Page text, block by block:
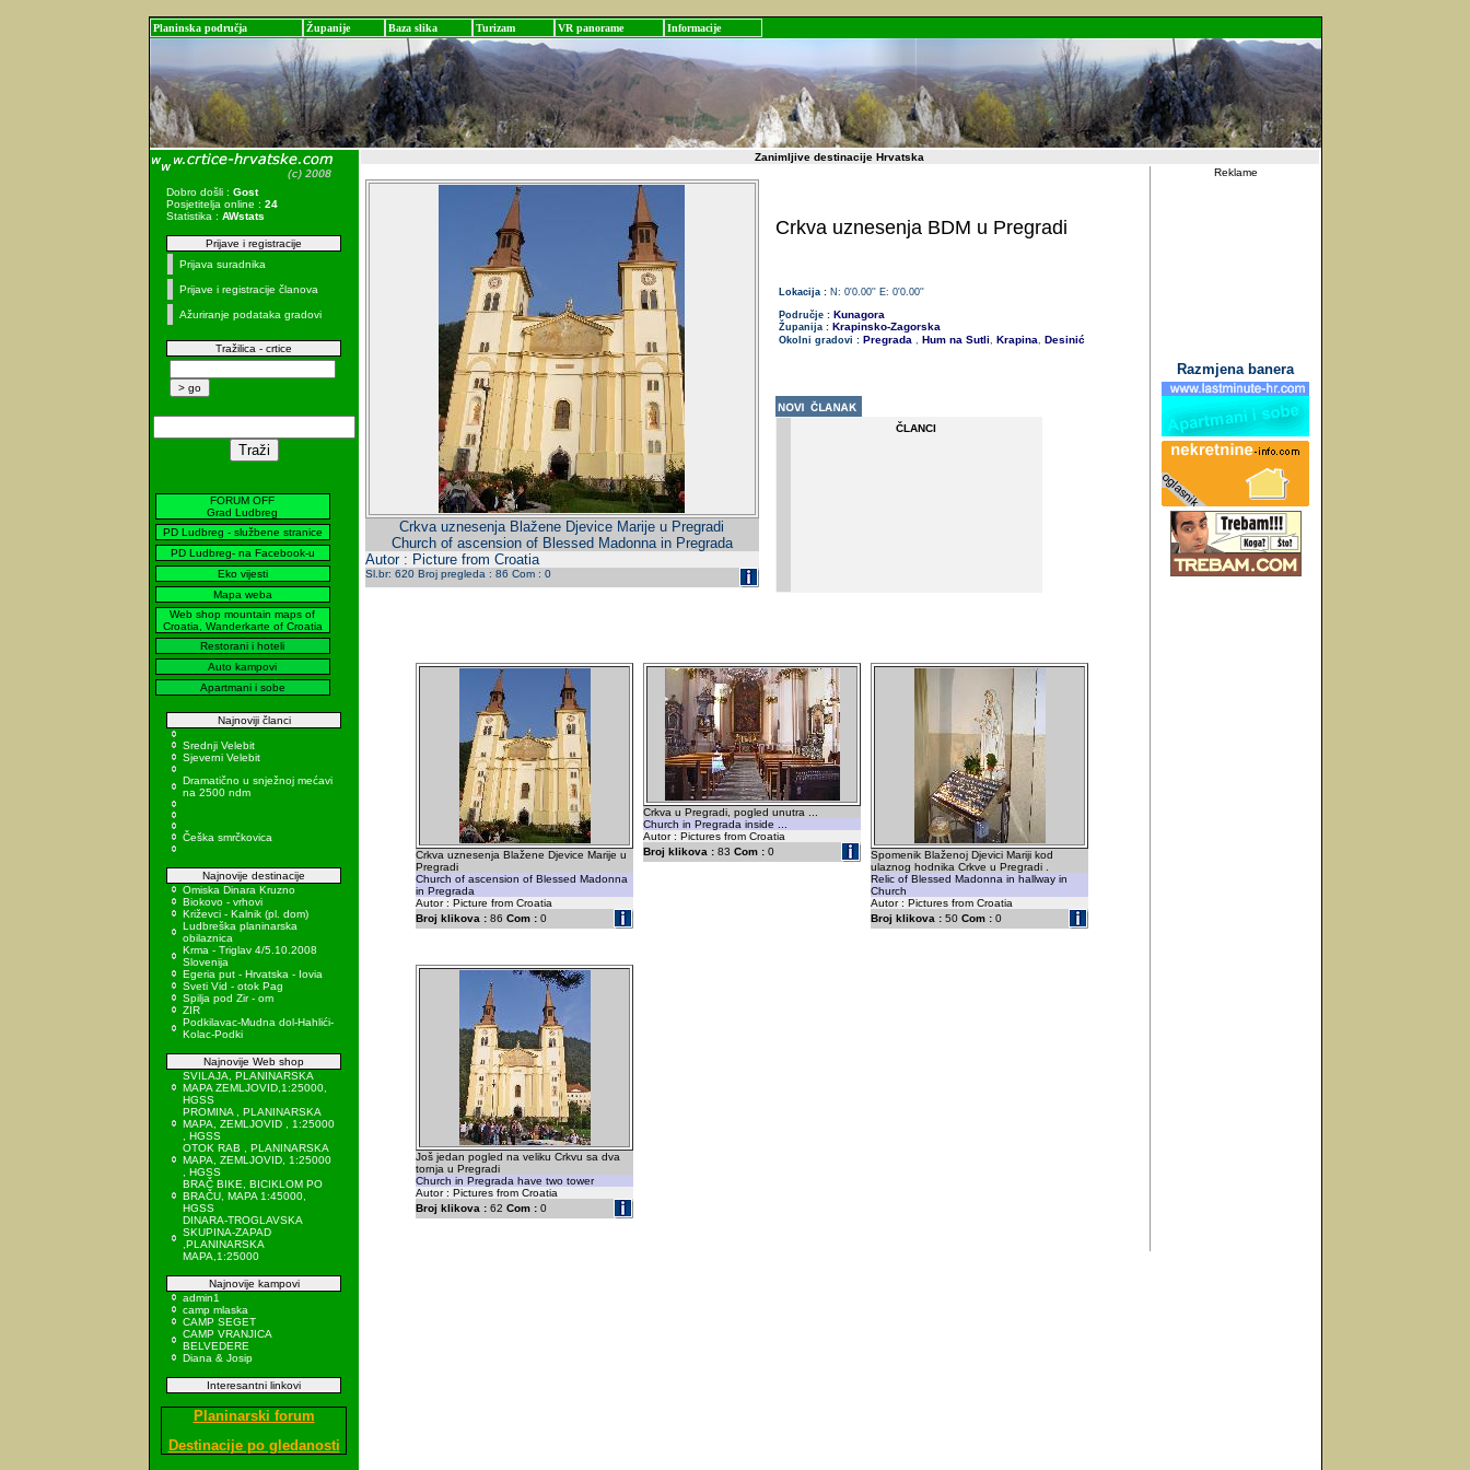
Planinska područja Županije Baza slika Turizam VR panorame Informacije
Dobro došli : Gost
Posjetitelja online : 24
Statistika : AWstats
Prijave i registracije
Prijava suradnika
Prijave i registracije članova
Ažuriranje podataka gradovi
Tražilica - crtice
FORUM OFF
Grad Ludbreg
PD Ludbreg - službene stranice
PD Ludbreg- na Facebook-u
Eko vijesti
Mapa weba
Web shop mountain maps of
Croatia, Wanderkarte of Croatia
Restorani i hoteli
Auto kampovi
Apartmani i sobe
Najnoviji članci
Srednji Velebit
Sjeverni Velebit
Dramatično u snježnoj mećavi
na 2500 ndm
Češka smrčkovica
Najnovije destinacije
Omiska Dinara Kruzno
Biokovo - vrhovi
Križevci - Kalnik (pl. dom)
Ludbreška planinarska
obilaznica
Krma - Triglav 4/5.10.2008
Slovenija
Egeria put - Hrvatska - Iovia
Sveti Vid - otok Pag
Spilja pod Zir - om
ZIR
Podkilavac-Mudna dol-Hahlići-
Kolac-Podki
Najnovije Web shop
SVILAJA, PLANINARSKA
MAPA ZEMLJOVID,1:25000,
HGSS
PROMINA , PLANINARSKA
MAPA, ZEMLJOVID , 1:25000
, HGSS
OTOK RAB , PLANINARSKA
MAPA, ZEMLJOVID, 1:25000
, HGSS
BRAČ BIKE, BICIKLOM PO
BRAČU, MAPA 1:45000,
HGSS
DINARA-TROGLAVSKA
SKUPINA-ZAPAD
,PLANINARSKA
MAPA,1:25000
Najnovije kampovi
admin1
camp mlaska
CAMP SEGET
CAMP VRANJICA
BELVEDERE
Diana & Josip
Interesantni linkovi
Planinarski forum
Destinacije po gledanosti
Zanimljive destinacije Hrvatska
Crkva uznesenja Blažene Djevice Marije u Pregradi
Church of ascension of Blessed Madonna in Pregrada
Autor : Picture from Croatia
Sl.br: 620 Broj pregleda : 86 Com : 0
Crkva uznesenja BDM u Pregradi
Lokacija : N: 0'0.00'' E: 0'0.00''
Područje : Kunagora
Županija : Krapinsko-Zagorska
Okolni gradovi : Pregrada , Hum na Sutli, Krapina, Desinić
ČLANCI
Crkva uznesenja Blažene Djevice Marije u
Pregradi
Church of ascension of Blessed Madonna
in Pregrada
Autor : Picture from Croatia
Broj klikova : 86 Com : 0
Crkva u Pregradi, pogled unutra ...
Church in Pregrada inside ...
Autor : Pictures from Croatia
Broj klikova : 83 Com : 0
Spomenik Blaženoj Djevici Mariji kod
ulaznog hodnika Crkve u Pregradi .
Relic of Blessed Madonna in hallway in
Church
Autor : Pictures from Croatia
Broj klikova : 50 Com : 0
Još jedan pogled na veliku Crkvu sa dva
tornja u Pregradi
Church in Pregrada have two tower
Autor : Pictures from Croatia
Broj klikova : 62 Com : 0
Reklame
Razmjena banera